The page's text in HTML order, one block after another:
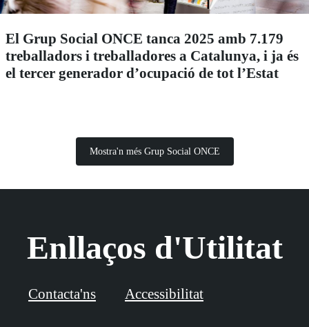
El Grup Social ONCE tanca 2025 amb 7.179
treballadors i treballadores a Catalunya, i ja és
el tercer generador d’ocupació de tot l’Estat
Mostra'n més Grup Social ONCE
Enllaços d'Utilitat
Contacta'ns Accessibilitat